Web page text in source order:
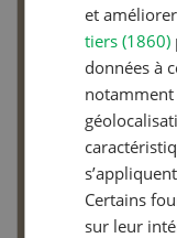
Articles
Dossier
et
tiers (1860)
données à
notamment
Certains
sur leur